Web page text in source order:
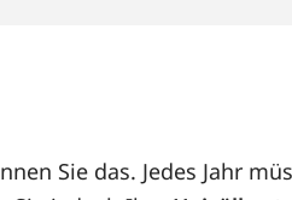
Sie das. Jedes Jahr